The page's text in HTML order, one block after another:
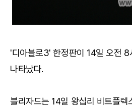
'디아블로3' 한정판이 14일 오전 8
나타났다.
블리자드는 14일 왕십리 비트플렉